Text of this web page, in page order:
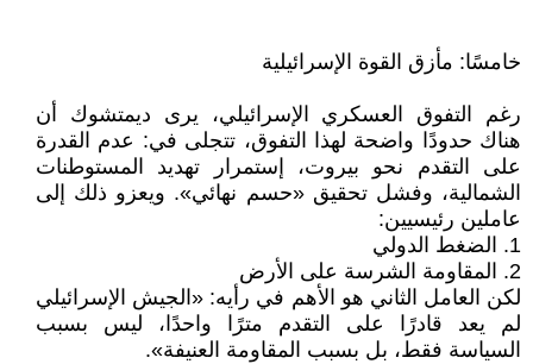
خامسًا: مأزق القوة الإسرائيلية
رغم التفوق العسكري الإسرائيلي، يرى ديمتشوك أن
هناك حدودًا واضحة لهذا التفوق، تتجلى في: عدم القدرة
على التقدم نحو بيروت، إستمرار تهديد المستوطنات
الشمالية، وفشل تحقيق «حسم نهائي». ويعزو ذلك إلى
عاملين رئيسيين:
1. الضغط الدولي
2. المقاومة الشرسة على الأرض
لكن العامل الثاني هو الأهم في رأيه: «الجيش الإسرائيلي
لم يعد قادرًا على التقدم مترًا واحدًا، ليس بسبب
السياسة فقط، بل بسبب المقاومة العنيفة».